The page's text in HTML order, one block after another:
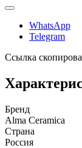
WhatsApp
Telegram
Ссылка
Бренд
Alma Ceramica
Страна
Россия